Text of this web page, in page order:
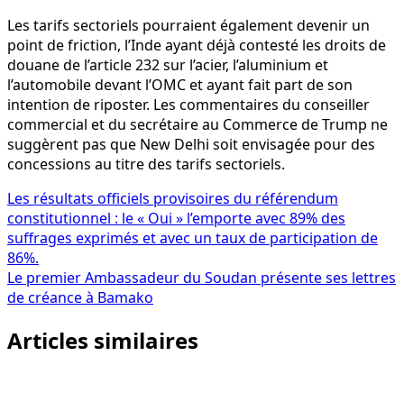
Les tarifs sectoriels pourraient également devenir un
point de friction, l’Inde ayant déjà contesté les droits de
douane de l’article 232 sur l’acier, l’aluminium et
l’automobile devant l’OMC et ayant fait part de son
intention de riposter. Les commentaires du conseiller
commercial et du secrétaire au Commerce de Trump ne
suggèrent pas que New Delhi soit envisagée pour des
concessions au titre des tarifs sectoriels.
Navigation
de
l’article
Les résultats officiels provisoires du référendum
constitutionnel : le « Oui » l’emporte avec 89% des
suffrages exprimés et avec un taux de participation de
86%.
Le premier Ambassadeur du Soudan présente ses lettres
de créance à Bamako
Articles similaires